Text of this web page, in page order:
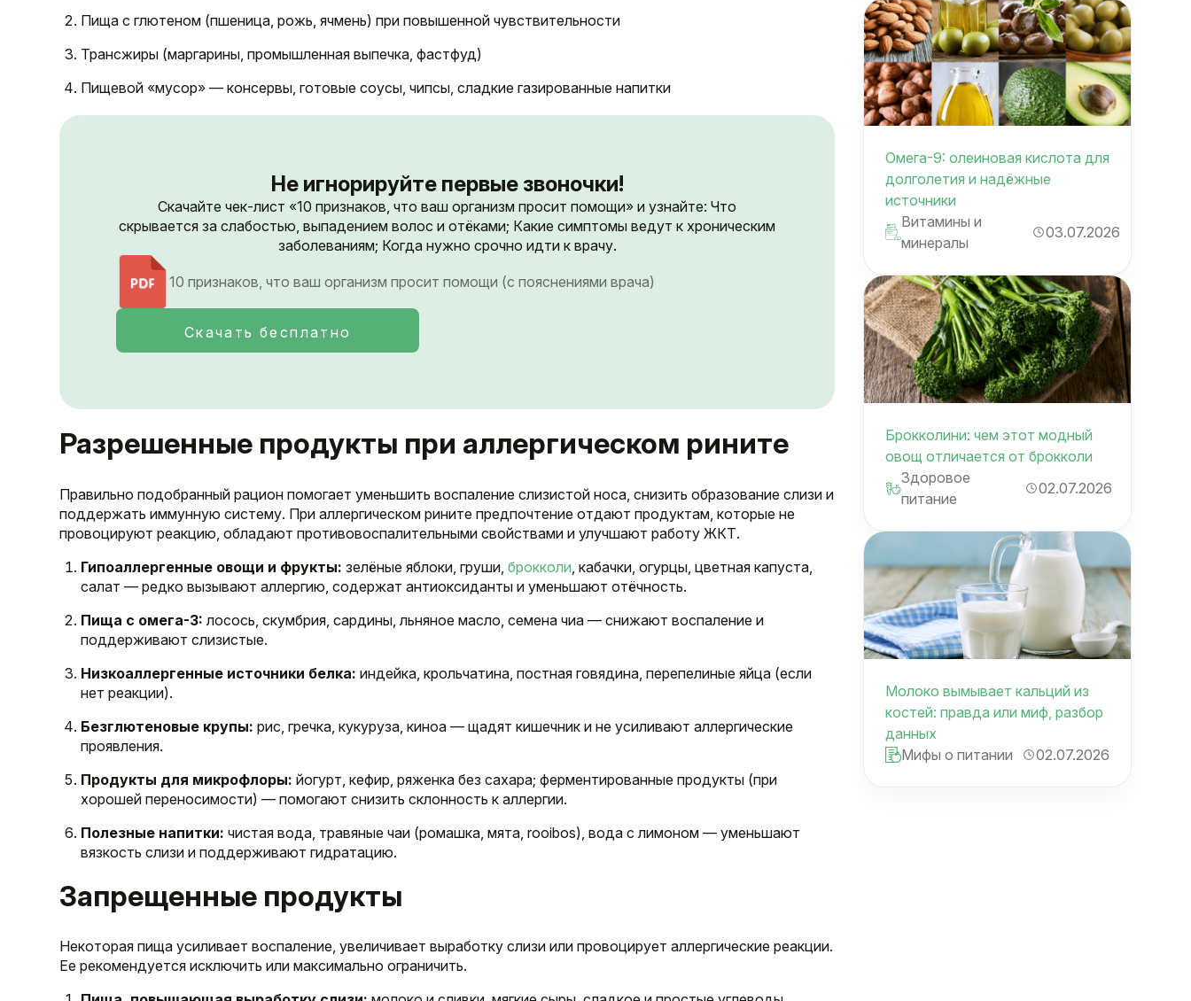
Пища с глютеном (пшеница, рожь, ячмень) при повышенной чувствительности
Трансжиры (маргарины, промышленная выпечка, фастфуд)
Пищевой «мусор» — консервы, готовые соусы, чипсы, сладкие газированные напитки
Не игнорируйте первые звоночки!
Скачайте чек-лист «10 признаков, что ваш организм просит помощи» и узнайте: Что
скрывается за слабостью, выпадением волос и отёками; Какие симптомы ведут к хроническим
заболеваниям; Когда нужно срочно идти к врачу.
10 признаков, что ваш организм просит помощи (с пояснениями врача)
Скачать бесплатно
Разрешенные продукты при аллергическом рините
Правильно подобранный рацион помогает уменьшить воспаление слизистой носа, снизить образование слизи и
поддержать иммунную систему. При аллергическом рините предпочтение отдают продуктам, которые не
провоцируют реакцию, обладают противовоспалительными свойствами и улучшают работу ЖКТ.
Гипоаллергенные овощи и фрукты: зелёные яблоки, груши,брокколи , кабачки, огурцы, цветная капуста,
салат — редко вызывают аллергию, содержат антиоксиданты и уменьшают отёчность.
Пища с омега-3: лосось, скумбрия, сардины, льняное масло, семена чиа — снижают воспаление и
поддерживают слизистые.
Низкоаллергенные источники белка: индейка, крольчатина, постная говядина, перепелиные яйца (если
нет реакции).
Безглютеновые крупы: рис, гречка, кукуруза, киноа — щадят кишечник и не усиливают аллергические
проявления.
Продукты для микрофлоры: йогурт, кефир, ряженка без сахара; ферментированные продукты (при
хорошей переносимости) — помогают снизить склонность к аллергии.
Полезные напитки: чистая вода, травяные чаи (ромашка, мята, rooibos), вода с лимоном — уменьшают
вязкость слизи и поддерживают гидратацию.
Запрещенные продукты
Некоторая пища усиливает воспаление, увеличивает выработку слизи или провоцирует аллергические реакции.
Ее рекомендуется исключить или максимально ограничить.
Омега-9: олеиновая кислота для
долголетия и надёжные
источники
Витамины и
минералы
03.07.2026
Брокколини: чем этот модный
овощ отличается от брокколи
Здоровое
питание
02.07.2026
Молоко вымывает кальций из
костей: правда или миф, разбор
данных
Мифы о питании
02.07.2026